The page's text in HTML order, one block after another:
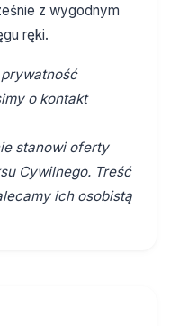
z wygodnym
ręki.
o kontakt
stanowi oferty
Cywilnego. Treść
ich osobistą